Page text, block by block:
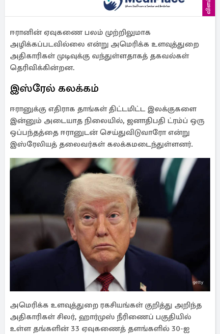
ஈரானின் ஏவுகணை பலம் முற்றிலுமாக
அழிக்கப்படவில்லை என்று அமெரிக்க உளவுத்துறை
அதிகாரிகள் முடிவுக்கு வந்துள்ளதாகத் தகவல்கள்
தெரிவிக்கின்றன.
இஸ்ரேல் கலக்கம்
ஈரானுக்கு எதிராக தாங்கள் திட்டமிட்ட இலக்குகளை
இன்னும் அடையாத நிலையில், ஜனாதிபதி ட்ரம்ப் ஒரு
ஒப்பந்தத்தை ஈரானுடன் செய்துவிடுவாரோ என்று
இஸ்ரேலியத் தலைவர்கள் கலக்கமடைந்துள்ளனர்.
அமெரிக்க உளவுத்துறை ரகசியங்கள் குறித்து அறிந்த
அதிகாரிகள் சிலர், ஹார்முஸ் நீரிணைப் பகுதியில்
உள்ள தங்களின் 33 ஏவுகணைத் தளங்களில் 30-ஐ